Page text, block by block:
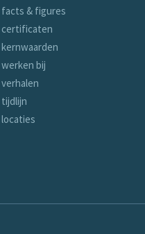
facts & figures
certificaten
kernwaarden
werken bij
verhalen
tijdlijn
locaties